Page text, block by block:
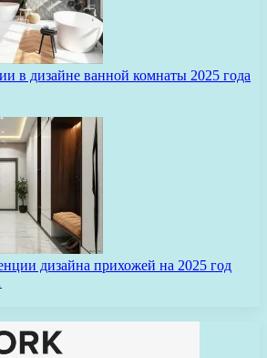
в дизайне ванной комнаты 2025 года
дизайна прихожей на 2025 год